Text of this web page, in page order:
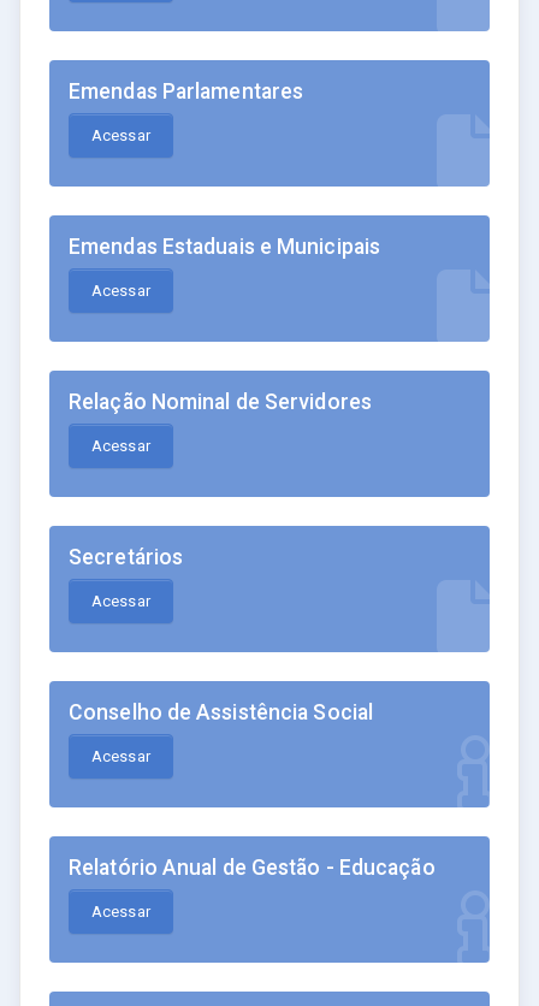
Emendas Parlamentares
Acessar
Emendas Estaduais e Municipais
Acessar
Relação Nominal de Servidores
Acessar
Secretários
Acessar
Conselho de Assistência Social
Acessar
Relatório Anual de Gestão - Educação
Acessar